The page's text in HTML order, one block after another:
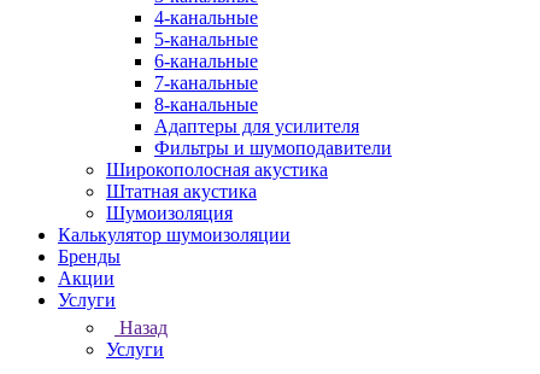
4-канальные
5-канальные
6-канальные
7-канальные
8-канальные
Адаптеры для усилителя
Фильтры и шумоподавители
Широкополосная акустика
Штатная акустика
Шумоизоляция
Калькулятор шумоизоляции
Бренды
Акции
Услуги
Назад
Услуги